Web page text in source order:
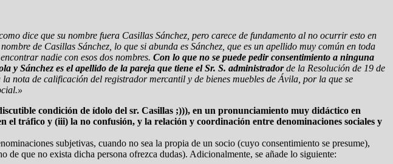
dice que su nombre fuera Casillas Sánchez, pero carece de fundamento al no ocurrir esto en
de Casillas Sánchez, lo que si abunda es Sánchez, que es un apellido muy común en toda
nadie con esos dos nombres. Con lo que no se puede pedir consentimiento a ninguna
y Sánchez es el apellido de la pareja que tiene el Sr. S. administradorde la Resolución de 19 de
nota de calificación del registrador mercantil y de bienes muebles de Ávila, por la que se
condición de ídolo del sr. Casillas ;))), en un pronunciamiento muy didáctico en
tráfico y (iii) la no confusión, y la relación y coordinación entre denominaciones sociales y
subjetivas, cuando no sea la propia de un socio (cuyo consentimiento se presume),
de que no exista dicha persona ofrezca dudas). Adicionalmente, se añade lo siguiente: